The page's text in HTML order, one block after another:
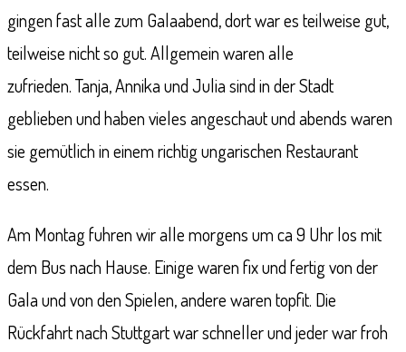
gingen fast alle zum Galaabend, dort war es teilweise gut,
teilweise nicht so gut. Allgemein waren alle
zufrieden. Tanja, Annika und Julia sind in der Stadt
geblieben und haben vieles angeschaut und abends waren
sie gemütlich in einem richtig ungarischen Restaurant
essen.
Am Montag fuhren wir alle morgens um ca 9 Uhr los mit
dem Bus nach Hause. Einige waren fix und fertig von der
Gala und von den Spielen, andere waren topfit. Die
Rückfahrt nach Stuttgart war schneller und jeder war froh